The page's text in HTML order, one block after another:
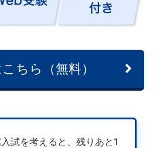
ちら（無料）
試を考えると、残りあと1